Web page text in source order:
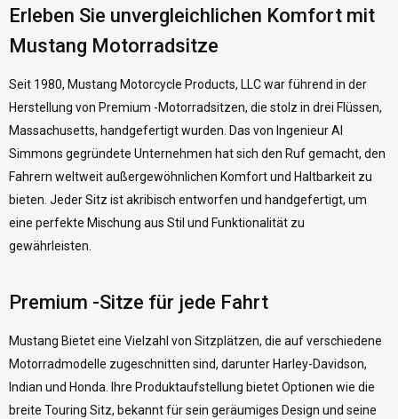
Erleben Sie unvergleichlichen Komfort mit
Mustang Motorradsitze
Seit 1980, Mustang Motorcycle Products, LLC war führend in der
Herstellung von Premium -Motorradsitzen, die stolz in drei Flüssen,
Massachusetts, handgefertigt wurden. Das von Ingenieur Al
Simmons gegründete Unternehmen hat sich den Ruf gemacht, den
Fahrern weltweit außergewöhnlichen Komfort und Haltbarkeit zu
bieten. Jeder Sitz ist akribisch entworfen und handgefertigt, um
eine perfekte Mischung aus Stil und Funktionalität zu
gewährleisten.
Premium -Sitze für jede Fahrt
Mustang Bietet eine Vielzahl von Sitzplätzen, die auf verschiedene
Motorradmodelle zugeschnitten sind, darunter Harley-Davidson,
Indian und Honda. Ihre Produktaufstellung bietet Optionen wie die
breite Touring Sitz, bekannt für sein geräumiges Design und seine